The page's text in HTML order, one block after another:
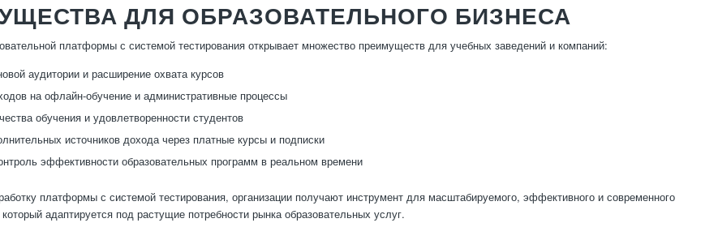
ДЛЯ ОБРАЗОВАТЕЛЬНОГО БИЗНЕСА
платформы с системой тестирования открывает множество преимуществ для учебных заведений и компаний:
аудитории и расширение охвата курсов
на офлайн-обучение и административные процессы
обучения и удовлетворенности студентов
источников дохода через платные курсы и подписки
эффективности образовательных программ в реальном времени
платформы с системой тестирования, организации получают инструмент для масштабируемого, эффективного и современного
адаптируется под растущие потребности рынка образовательных услуг.